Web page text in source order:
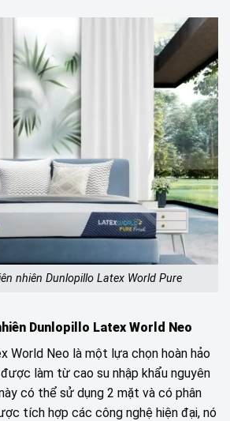
nhiên Dunlopillo Latex World Pure
Dunlopillo Latex World Neo
World Neo là một lựa chọn hoàn hảo
làm từ cao su nhập khẩu nguyên
có thể sử dụng 2 mặt và có phân
tích hợp các công nghệ hiện đại, nó